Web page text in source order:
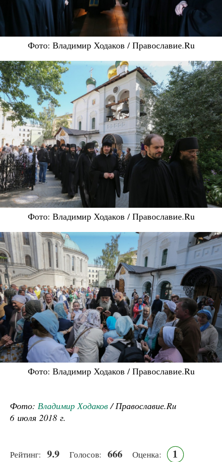
Фото: Владимир Ходаков / Православие.Ru
Фото: Владимир Ходаков / Православие.Ru
Фото: Владимир Ходаков / Православие.Ru
Фото: Владимир Ходаков/ Православие.Ru
6 июля 2018 г.
Рейтинг: 9.9 Голосов: 666 Оценка: 1